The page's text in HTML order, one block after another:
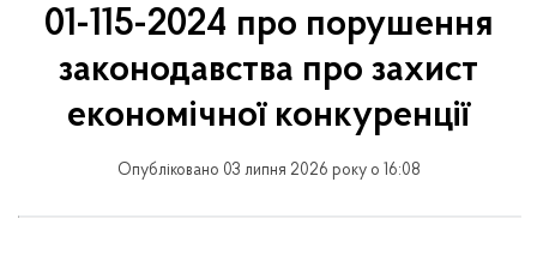
01-115-2024 про порушення
законодавства про захист
економічної конкуренції
Опубліковано 03 липня 2026 року о 16:08